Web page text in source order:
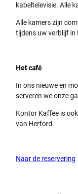
kabeltelevisie. Alle
Alle kamers zijn
tijdens uw verblijf in
Het café
In ons nieuwe en
serveren we onze
Kontor Kaffee is
van Herford.
Naar de reservering